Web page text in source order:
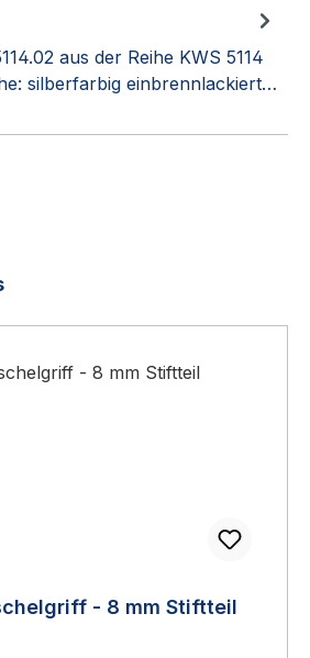
aus der Reihe KWS 5114
silberfarbig einbrennlackiert…
- 8 mm Stiftteil